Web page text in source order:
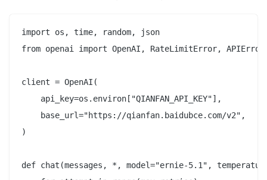
import os, time, random, json
from openai import OpenAI, RateLimitError, APIError
client = OpenAI(
    api_key=os.environ["QIANFAN_API_KEY"],
    base_url="https://qianfan.baidubce.com/v2",
)
def chat(messages, *, model="ernie-5.1",